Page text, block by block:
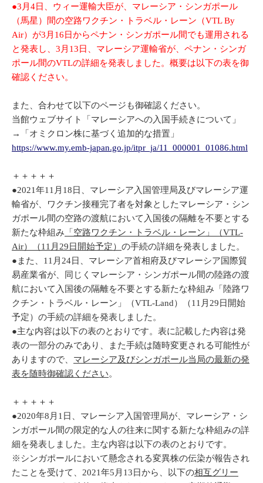
●3月4日、ウィー運輸大臣が、マレーシア・シンガポール
（馬星）間の空路ワクチン・トラベル・レーン（VTL By
Air）が3月16日からペナン・シンガポール間でも運用される
と発表し、3月13日、マレーシア運輸省が、ペナン・シンガ
ポール間のVTLの詳細を発表しました。概要は以下の表を御
確認ください。
また、合わせて以下のページも御確認ください。
当館ウェブサイト「マレーシアへの入国手続きについて」
→「オミクロン株に基づく追加的な措置」
https://www.my.emb-japan.go.jp/itpr_ja/11_000001_01086.html
＋＋＋＋＋
●2021年11月18日、マレーシア入国管理局及びマレーシア運
輸省が、ワクチン接種完了者を対象としたマレーシア・シン
ガポール間の空路の渡航において入国後の隔離を不要とする
新たな枠組み 「空路ワクチン・トラベル・レーン」（VTL-
Air）（11月29日開始予定） の手続の詳細を発表しました。
●また、11月24日、マレーシア首相府及びマレーシア国際貿
易産業省が、同じくマレーシア・シンガポール間の陸路の渡
航において入国後の隔離を不要とする新たな枠組み「陸路ワ
クチン・トラベル・レーン」（VTL-Land）（11月29日開始
予定）の手続の詳細を発表しました。
●主な内容は以下の表のとおりです。表に記載した内容は発
表の一部分のみであり、また手続は随時変更される可能性が
ありますので、 マレーシア及びシンガポール当局の最新の発
表を随時御確認ください。
＋＋＋＋＋
●2020年8月1日、マレーシア入国管理局が、マレーシア・シ
ンガポール間の限定的な人の往来に関する新たな枠組みの詳
細を発表しました。主な内容は以下の表のとおりです。
※シンガポールにおいて懸念される変異株の伝染が報告され
たことを受けて、2021年5月13日から、以下の相互グリー